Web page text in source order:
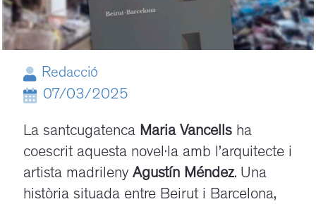
Redacció
07/03/2025
La santcugatenca Maria Vancells ha
coescrit aquesta novel·la amb l’arquitecte i
artista madrileny Agustín Méndez. Una
història situada entre Beirut i Barcelona,